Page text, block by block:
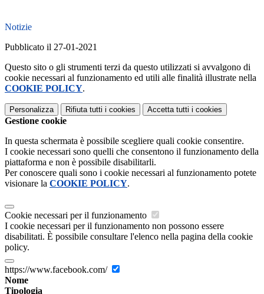
Notizie
Pubblicato il 27-01-2021
Questo sito o gli strumenti terzi da questo utilizzati si avvalgono di
cookie necessari al funzionamento ed utili alle finalità illustrate nella
COOKIE POLICY.
Personalizza Rifiuta tutti i cookies Accetta tutti i cookies
Gestione cookie
In questa schermata è possibile scegliere quali cookie consentire.
I cookie necessari sono quelli che consentono il funzionamento della
piattaforma e non è possibile disabilitarli.
Per conoscere quali sono i cookie necessari al funzionamento potete
visionare la COOKIE POLICY.
Cookie necessari per il funzionamento
I cookie necessari per il funzionamento non possono essere
disabilitati. È possibile consultare l'elenco nella pagina della cookie
policy.
https://www.facebook.com/
Nome
Tipologia